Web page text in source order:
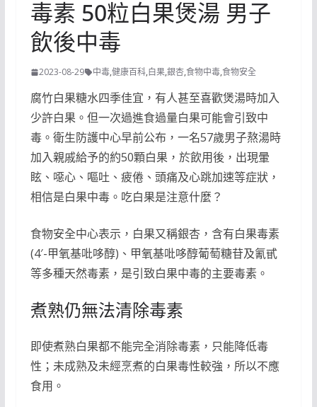
毒素 50粒白果煲湯 男子
飲後中毒
2023-08-29 中毒,健康百科,白果,銀杏,食物中毒,食物安全
腐竹白果糖水四季佳宜，有人甚至喜歡煲湯時加入
少許白果。但一次過進食過量白果可能會引致中
毒。衛生防護中心早前公布，一名57歲男子熬湯時
加入親戚給予的約50顆白果，於飲用後，出現暈
眩、噁心、嘔吐、疲倦、頭痛及心跳加速等症狀，
相信是白果中毒。吃白果是注意什麼？
食物安全中心表示，白果又稱銀杏，含有白果毒素
(4′-甲氧基吡哆醇)、甲氧基吡哆醇葡萄糖苷及氰甙
等多種天然毒素，是引致白果中毒的主要毒素。
煮熟仍無法清除毒素
即使煮熟白果都不能完全消除毒素，只能降低毒
性；未成熟及未經烹煮的白果毒性較強，所以不應
食用。